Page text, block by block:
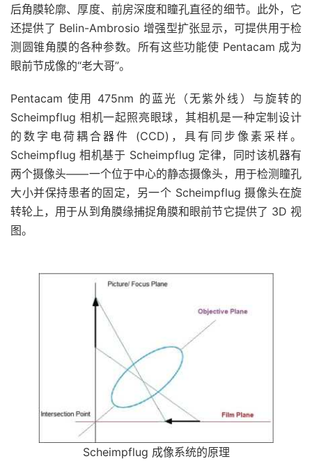
后角膜轮廓、厚度、前房深度和瞳孔直径的细节。此外，它
还提供了 Belin-Ambrosio 增强型扩张显示，可提供用于检
测圆锥角膜的各种参数。所有这些功能使 Pentacam 成为
眼前节成像的“老大哥”。
Pentacam 使用 475nm 的蓝光（无紫外线）与旋转的
Scheimpflug 相机一起照亮眼球，其相机是一种定制设计
的数字电荷耦合器件 (CCD)，具有同步像素采样。
Scheimpflug 相机基于 Scheimpflug 定律，同时该机器有
两个摄像头——一个位于中心的静态摄像头，用于检测瞳孔
大小并保持患者的固定，另一个 Scheimpflug 摄像头在旋
转轮上，用于从到角膜缘捕捉角膜和眼前节它提供了 3D 视
图。
Scheimpflug 成像系统的原理